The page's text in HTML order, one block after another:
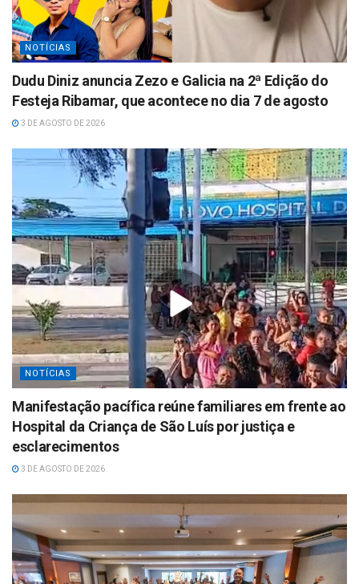
NOTÍCIAS
Dudu Diniz anuncia Zezo e Galicia na 2ª Edição do
Festeja Ribamar, que acontece no dia 7 de agosto
3 DE AGOSTO DE 2026
NOTÍCIAS
Manifestação pacífica reúne familiares em frente ao
Hospital da Criança de São Luís por justiça e
esclarecimentos
3 DE AGOSTO DE 2026